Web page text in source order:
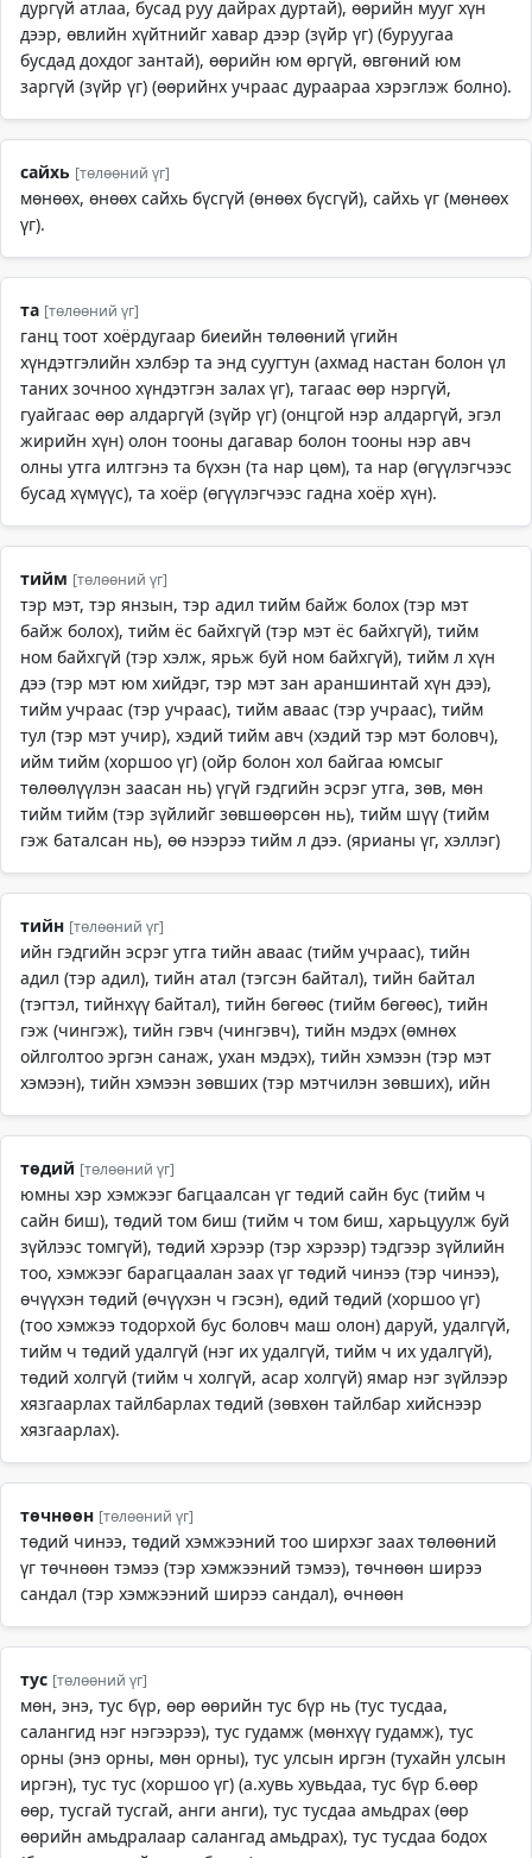
дургүй атлаа, бусад руу дайрах дуртай), өөрийн мууг хүн
дээр, өвлийн хүйтнийг хавар дээр (зүйр үг) (буруугаа
бусдад дохдог зантай), өөрийн юм өргүй, өвгөний юм
заргүй (зүйр үг) (өөрийнх учраас дураараа хэрэглэж болно).
сайхь [төлөөний үг]
мөнөөх, өнөөх сайхь бүсгүй (өнөөх бүсгүй), сайхь үг (мөнөөх
үг).
та [төлөөний үг]
ганц тоот хоёрдугаар биеийн төлөөний үгийн
хүндэтгэлийн хэлбэр та энд суугтун (ахмад настан болон үл
таних зочноо хүндэтгэн залах үг), тагаас өөр нэргүй,
гуайгаас өөр алдаргүй (зүйр үг) (онцгой нэр алдаргүй, эгэл
жирийн хүн) олон тооны дагавар болон тооны нэр авч
олны утга илтгэнэ та бүхэн (та нар цөм), та нар (өгүүлэгчээс
бусад хүмүүс), та хоёр (өгүүлэгчээс гадна хоёр хүн).
тийм [төлөөний үг]
тэр мэт, тэр янзын, тэр адил тийм байж болох (тэр мэт
байж болох), тийм ёс байхгүй (тэр мэт ёс байхгүй), тийм
ном байхгүй (тэр хэлж, ярьж буй ном байхгүй), тийм л хүн
дээ (тэр мэт юм хийдэг, тэр мэт зан араншинтай хүн дээ),
тийм учраас (тэр учраас), тийм аваас (тэр учраас), тийм
тул (тэр мэт учир), хэдий тийм авч (хэдий тэр мэт боловч),
ийм тийм (хоршоо үг) (ойр болон хол байгаа юмсыг
төлөөлүүлэн заасан нь) үгүй гэдгийн эсрэг утга, зөв, мөн
тийм тийм (тэр зүйлийг зөвшөөрсөн нь), тийм шүү (тийм
гэж баталсан нь), өө нээрээ тийм л дээ. (ярианы үг, хэллэг)
тийн [төлөөний үг]
ийн гэдгийн эсрэг утга тийн аваас (тийм учраас), тийн
адил (тэр адил), тийн атал (тэгсэн байтал), тийн байтал
(тэгтэл, тийнхүү байтал), тийн бөгөөс (тийм бөгөөс), тийн
гэж (чингэж), тийн гэвч (чингэвч), тийн мэдэх (өмнөх
ойлголтоо эргэн санаж, ухан мэдэх), тийн хэмээн (тэр мэт
хэмээн), тийн хэмээн зөвших (тэр мэтчилэн зөвших), ийн
төдий [төлөөний үг]
юмны хэр хэмжээг багцаалсан үг төдий сайн бус (тийм ч
сайн биш), төдий том биш (тийм ч том биш, харьцуулж буй
зүйлээс томгүй), төдий хэрээр (тэр хэрээр) тэдгээр зүйлийн
тоо, хэмжээг барагцаалан заах үг төдий чинээ (тэр чинээ),
өчүүхэн төдий (өчүүхэн ч гэсэн), өдий төдий (хоршоо үг)
(тоо хэмжээ тодорхой бус боловч маш олон) даруй, удалгүй,
тийм ч төдий удалгүй (нэг их удалгүй, тийм ч их удалгүй),
төдий холгүй (тийм ч холгүй, асар холгүй) ямар нэг зүйлээр
хязгаарлах тайлбарлах төдий (зөвхөн тайлбар хийснээр
хязгаарлах).
төчнөөн [төлөөний үг]
төдий чинээ, төдий хэмжээний тоо ширхэг заах төлөөний
үг төчнөөн тэмээ (тэр хэмжээний тэмээ), төчнөөн ширээ
сандал (тэр хэмжээний ширээ сандал), өчнөөн
тус [төлөөний үг]
мөн, энэ, тус бүр, өөр өөрийн тус бүр нь (тус тусдаа,
салангид нэг нэгээрээ), тус гудамж (мөнхүү гудамж), тус
орны (энэ орны, мөн орны), тус улсын иргэн (тухайн улсын
иргэн), тус тус (хоршоо үг) (а.хувь хувьдаа, тус бүр б.өөр
өөр, тусгай тусгай, анги анги), тус тусдаа амьдрах (өөр
өөрийн амьдралаар салангад амьдрах), тус тусдаа бодох